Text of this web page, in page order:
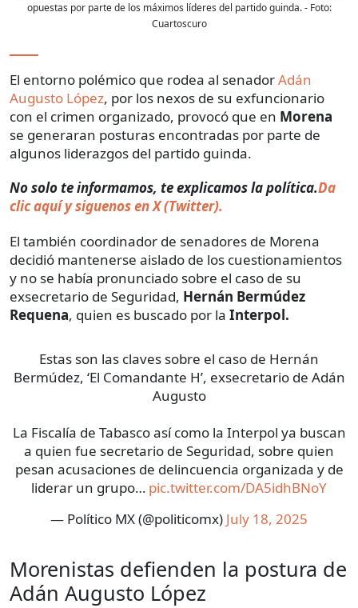
opuestas por parte de los máximos líderes del partido guinda.- Foto:
Cuartoscuro
El entorno polémico que rodea al senadorAdán
Augusto López, por los nexos de su exfuncionario
con el crimen organizado, provocó que en Morena
se generaran posturas encontradas por parte de
algunos liderazgos del partido guinda.
No solo te informamos, te explicamos la política.Da
clic aquí y siguenos en X (Twitter).
El también coordinador de senadores de Morena
decidió mantenerse aislado de los cuestionamientos
y no se había pronunciado sobre el caso de su
exsecretario de Seguridad, Hernán Bermúdez
Requena, quien es buscado por la Interpol.
Estas son las claves sobre el caso de Hernán
Bermúdez, ‘El Comandante H’, exsecretario de Adán
Augusto
La Fiscalía de Tabasco así como la Interpol ya buscan
a quien fue secretario de Seguridad, sobre quien
pesan acusaciones de delincuencia organizada y de
liderar un grupo… pic.twitter.com/DA5idhBNoY
— Político MX (@politicomx) July 18, 2025
Morenistas defienden la postura de
Adán Augusto López